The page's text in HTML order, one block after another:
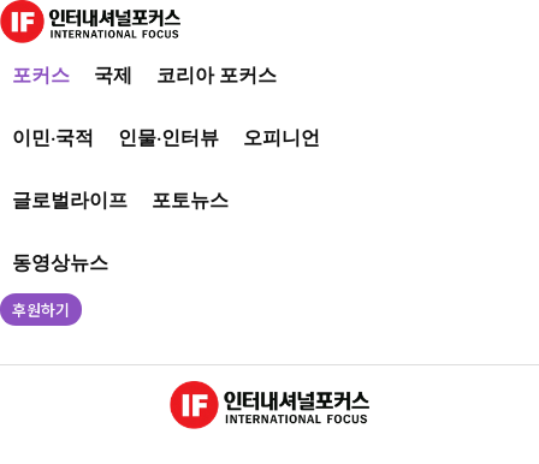
포커스 국제 코리아 포커스
이민·국적 인물·인터뷰 오피니언
글로벌라이프 포토뉴스
동영상뉴스
후원하기